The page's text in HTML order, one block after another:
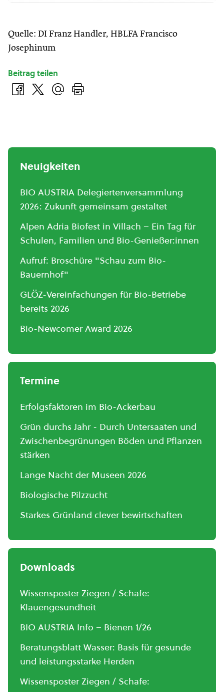
Quelle: DI Franz Handler, HBLFA Francisco
Josephinum
Beitrag teilen
Neuigkeiten
BIO AUSTRIA Delegiertenversammlung
2026: Zukunft gemeinsam gestaltet
Alpen Adria Biofest in Villach – Ein Tag für
Schulen, Familien und Bio-Genießer:innen
Aufruf: Broschüre "Schau zum Bio-
Bauernhof"
GLÖZ-Vereinfachungen für Bio-Betriebe
bereits 2026
Bio-Newcomer Award 2026
Termine
Erfolgsfaktoren im Bio-Ackerbau
Grün durchs Jahr - Durch Untersaaten und
Zwischenbegrünungen Böden und Pflanzen
stärken
Lange Nacht der Museen 2026
Biologische Pilzzucht
Starkes Grünland clever bewirtschaften
Downloads
Wissensposter Ziegen / Schafe:
Klauengesundheit
BIO AUSTRIA Info – Bienen 1/26
Beratungsblatt Wasser: Basis für gesunde
und leistungsstarke Herden
Wissensposter Ziegen / Schafe: